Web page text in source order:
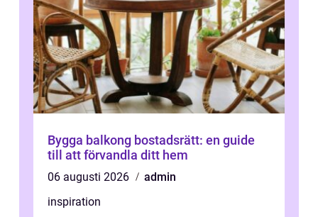
Bygga balkong bostadsrätt: en guide
till att förvandla ditt hem
06 augusti 2026
admin
inspiration